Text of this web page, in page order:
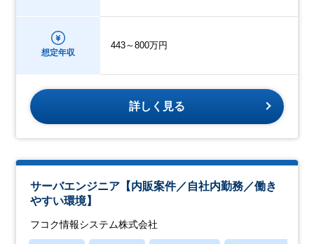
想定年収
443～800万円
詳しく見る
サーバエンジニア【内販案件／自社内勤務／働き
やすい環境】
フコク情報システム株式会社